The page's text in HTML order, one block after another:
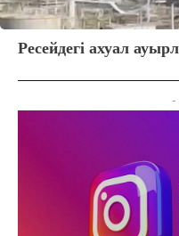
Ресейдегі ахуал
-